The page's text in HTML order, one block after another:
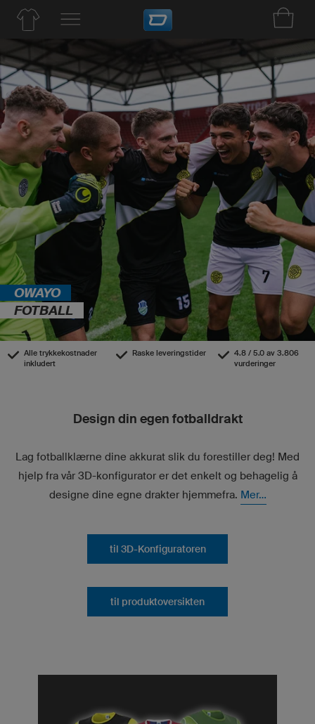
OWAYO
FOTBALL
Alle trykkekostnader
inkludert
Raske leveringstider
4.8 / 5.0 av 3.806
vurderinger
Design din egen fotballdrakt
Lag fotballklærne dine akkurat slik du forestiller deg! Med
hjelp fra vår 3D-konfigurator er det enkelt og behagelig å
designe dine egne drakter hjemmefra. Mer...
til 3D-Konfiguratoren
til produktoversikten